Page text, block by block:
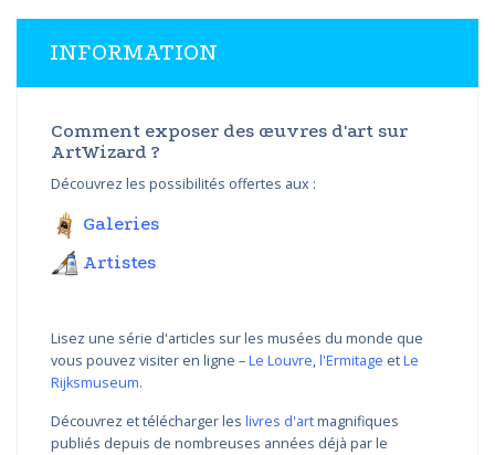
INFORMATION
Comment exposer des œuvres d'art sur
ArtWizard ?
Découvrez les possibilités offertes aux :
Galeries
Artistes
Lisez une série d'articles sur les musées du monde que
vous pouvez visiter en ligne –Le Louvre,l'Ermitage etLe
Rijksmuseum.
Découvrez et télécharger les livres d'artmagnifiques
publiés depuis de nombreuses années déjà par le